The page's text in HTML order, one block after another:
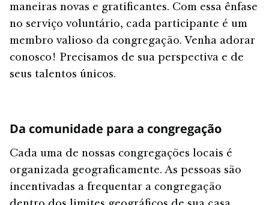
maneiras novas e gratificantes. Com essa ênfase
no serviço voluntário, cada participante é um
membro valioso da congregação. Venha adorar
conosco! Precisamos de sua perspectiva e de
seus talentos únicos.
Da comunidade para a congregação
Cada uma de nossas congregações locais é
organizada geograficamente. As pessoas são
incentivadas a frequentar a congregação